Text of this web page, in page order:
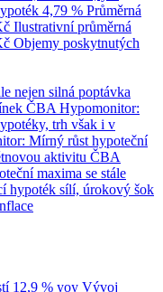
4,79 % Průměrná
Ilustrativní průměrná
Objemy poskytnutých
nejen silná poptávka
ČBA Hypomonitor:
trh však i v
Mírný růst hypoteční
aktivitu ČBA
maxima se stále
hypoték sílí, úrokový šok
12,9 % yoy Vývoj